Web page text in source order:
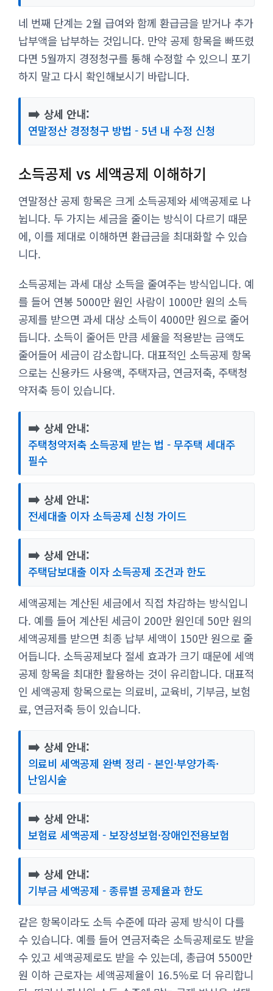
네 번째 단계는 2월 급여와 함께 환급금을 받거나 추가
납부액을 납부하는 것입니다. 만약 공제 항목을 빠뜨렸
다면 5월까지 경정청구를 통해 수정할 수 있으니 포기
하지 말고 다시 확인해보시기 바랍니다.
➡️ 상세 안내:
연말정산 경정청구 방법 - 5년 내 수정 신청
소득공제 vs 세액공제 이해하기
연말정산 공제 항목은 크게 소득공제와 세액공제로 나
뉩니다. 두 가지는 세금을 줄이는 방식이 다르기 때문
에, 이를 제대로 이해하면 환급금을 최대화할 수 있습
니다.
소득공제는 과세 대상 소득을 줄여주는 방식입니다. 예
를 들어 연봉 5000만 원인 사람이 1000만 원의 소득
공제를 받으면 과세 대상 소득이 4000만 원으로 줄어
듭니다. 소득이 줄어든 만큼 세율을 적용받는 금액도
줄어들어 세금이 감소합니다. 대표적인 소득공제 항목
으로는 신용카드 사용액, 주택자금, 연금저축, 주택청
약저축 등이 있습니다.
➡️ 상세 안내:
주택청약저축 소득공제 받는 법 - 무주택 세대주
필수
➡️ 상세 안내:
전세대출 이자 소득공제 신청 가이드
➡️ 상세 안내:
주택담보대출 이자 소득공제 조건과 한도
세액공제는 계산된 세금에서 직접 차감하는 방식입니
다. 예를 들어 계산된 세금이 200만 원인데 50만 원의
세액공제를 받으면 최종 납부 세액이 150만 원으로 줄
어듭니다. 소득공제보다 절세 효과가 크기 때문에 세액
공제 항목을 최대한 활용하는 것이 유리합니다. 대표적
인 세액공제 항목으로는 의료비, 교육비, 기부금, 보험
료, 연금저축 등이 있습니다.
➡️ 상세 안내:
의료비 세액공제 완벽 정리 - 본인·부양가족·
난임시술
➡️ 상세 안내:
보험료 세액공제 - 보장성보험·장애인전용보험
➡️ 상세 안내:
기부금 세액공제 - 종류별 공제율과 한도
같은 항목이라도 소득 수준에 따라 공제 방식이 다를
수 있습니다. 예를 들어 연금저축은 소득공제로도 받을
수 있고 세액공제로도 받을 수 있는데, 총급여 5500만
원 이하 근로자는 세액공제율이 16.5%로 더 유리합니